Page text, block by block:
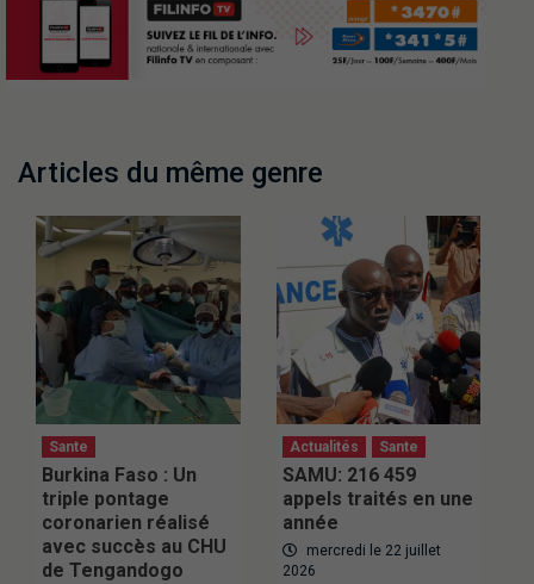
Articles du même genre
Sante
Burkina Faso : Un
triple pontage
coronarien réalisé
avec succès au CHU
de Tengandogo
Actualités Sante
SAMU: 216 459
appels traités en une
année
mercredi le 22 juillet
2026